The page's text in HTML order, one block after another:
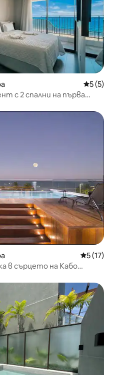
Средна
5 (5)
с 2 спални на първа
Средна
5 (17)
в сърцето на Кабо